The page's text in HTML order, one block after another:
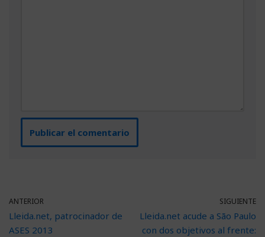
ANTERIOR
Lleida.net, patrocinador de
ASES 2013
SIGUIENTE
Lleida.net acude a São Paulo
con dos objetivos al frente: